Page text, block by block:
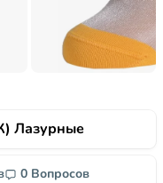
Лазурные
0 Вопросов